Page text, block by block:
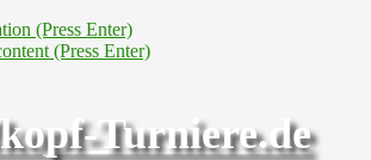
(Press Enter)
(Press Enter)
Turniere.de